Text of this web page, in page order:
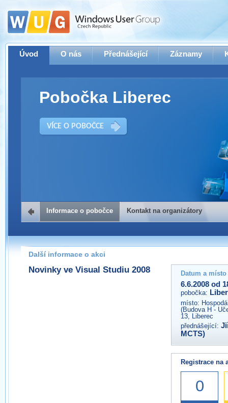
Úvod O nás Přednášející Záznamy
Pobočka Liberec
VÍCE O POBOČCE
Kontakt na organizátory
Pokud máte jakýkoliv dotaz na organizátory této akce,
prosím neváhejte nás kontaktovat na e-mailu:
liberec@wug.cz
Informace o pobočce Kontakt na organizátory
Další informace o akci
Novinky ve Visual Studiu 2008 Datum a
6.6.2008 od
pobočka:
místo:
(Budova H -
13, Liberec
přednášející:
MCTS)
Registrace na
0